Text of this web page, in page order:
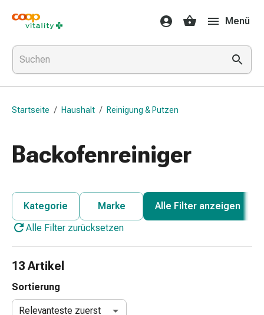
Medikamente
&
Gesundheit
Grippe
&
Erkältung
Grippe-
Erkältung
Medikamente
Bronchitis
Inhalationsgeräte
Schnupfen
Menü
Startseite / Haushalt / Reinigung & Putzen
Backofenreiniger
Kategorie Marke
Alle Filter anzeigen
Alle Filter zurücksetzen
13 Artikel
Sortierung
Relevanteste zuerst